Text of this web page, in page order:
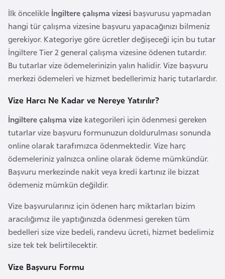
İlk öncelikle İngiltere çalışma vizesi başvurusu yapmadan
hangi tür çalışma vizesine başvuru yapacağınızı bilmeniz
gerekiyor. Kategoriye göre ücretler değişeceği için bu tutar
İngiltere Tier 2 general çalışma vizesine ödenen tutardır.
Bu tutarlar vize ödemelerinizin yalın halidir. Vize başvuru
merkezi ödemeleri ve hizmet bedellerimiz hariç tutarlardır.
Vize Harcı Ne Kadar ve Nereye Yatırılır?
İngiltere çalışma vize kategorileri için ödenmesi gereken
tutarlar vize başvuru formunuzun doldurulması sonunda
online olarak tarafımızca ödenmektedir. Vize harç
ödemeleriniz yalnızca online olarak ödeme mümkündür.
Başvuru merkezinde nakit veya kredi kartınız ile bizzat
ödemeniz mümkün değildir.
Vize başvurularınız için ödenen harç miktarları bizim
aracılığımız ile yaptığınızda ödenmesi gereken tüm
bedelleri size vize bedeli, randevu ücreti, hizmet bedelimiz
size tek tek belirtilecektir.
Vize Başvuru Formu
G
ü
n
e
S
u
d
a
n
G
y
a
n
a